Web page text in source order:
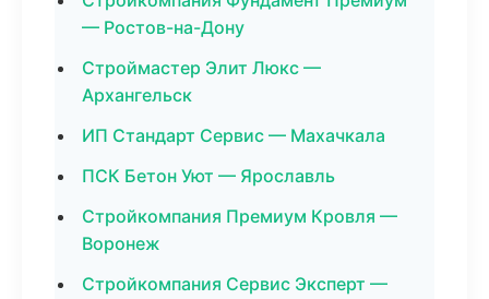
— Ростов-на-Дону
Строймастер Элит Люкс —
Архангельск
ИП Стандарт Сервис — Махачкала
ПСК Бетон Уют — Ярославль
Стройкомпания Премиум Кровля —
Воронеж
Стройкомпания Сервис Эксперт —